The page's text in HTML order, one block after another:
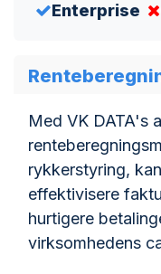
Enterprise
Med VK DATA's
rykkerstyring,
effektivisere
hurtigere
virksomhedens